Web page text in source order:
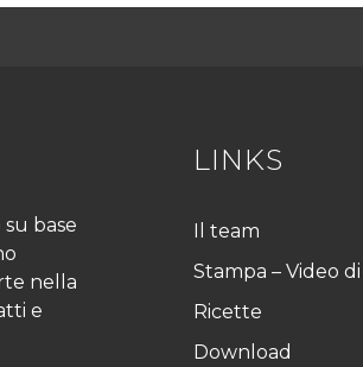
base
nella
e
LINKS
Il team
Stampa – Video
Ricette
Download